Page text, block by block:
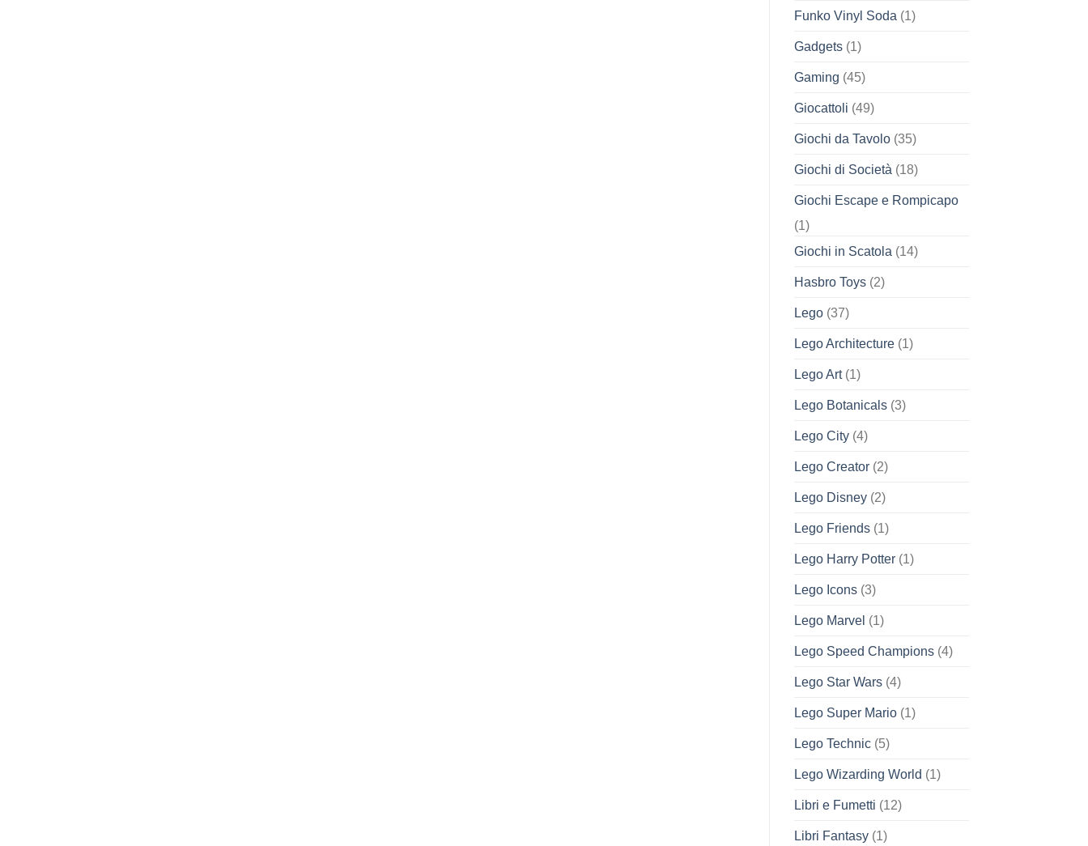
Funko Vinyl Soda (1)
Gadgets(1)
Gaming (45)
Giocattoli (49)
Giochi da Tavolo(35)
Giochi di Società (18)
Giochi Escape e Rompicapo
(1)
Giochi in Scatola (14)
Hasbro Toys(2)
Lego(37)
Lego Architecture(1)
Lego Art(1)
Lego Botanicals(3)
Lego City(4)
Lego Creator(2)
Lego Disney(2)
Lego Friends(1)
Lego Harry Potter(1)
Lego Icons(3)
Lego Marvel (1)
Lego Speed Champions(4)
Lego Star Wars(4)
Lego Super Mario(1)
Lego Technic(5)
Lego Wizarding World (1)
Libri e Fumetti (12)
Libri Fantasy(1)